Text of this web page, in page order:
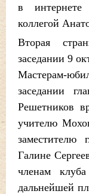
в
коллегой
Вторая
заседании 9
Мастерам-
заседании
Решетников
учителю
заместителю
Галине
членам
дальнейшей